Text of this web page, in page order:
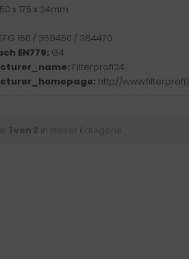
x 175 x 24mm
150 / 359450 / 364470
EN779: G4
Filterprofi24
http://
1 von 2 in dieser Kategorie